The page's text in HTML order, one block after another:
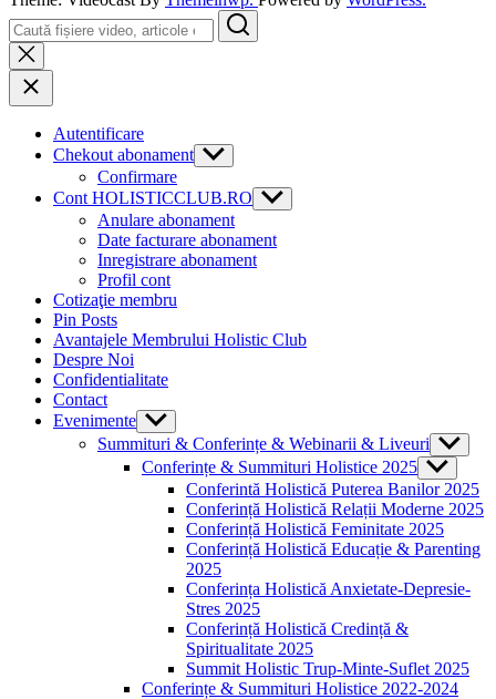
Search
Autentificare
Chekout abonament Show
sub
Confirmare
Cont HOLISTICCLUB.RO Show
sub
Anulare abonament
Date facturare abonament
Inregistrare abonament
Profil cont
Cotizaţie membru
Pin Posts
Avantajele Membrului Holistic Club
Despre Noi
Confidentialitate
Contact
Evenimente Show
sub
menu
Summituri & Conferințe & Webinarii & Liveuri Show
sub
menu
Conferințe & Summituri Holistice 2025 Show
sub
menu
Conferintă Holistică Puterea Banilor 2025
Conferință Holistică Relații Moderne 2025
Conferință Holistică Feminitate 2025
Conferință Holistică Educație & Parenting
2025
Conferința Holistică Anxietate-Depresie-
Stres 2025
Conferință Holistică Credință &
Spiritualitate 2025
Summit Holistic Trup-Minte-Suflet 2025
Conferințe & Summituri Holistice 2022-2024